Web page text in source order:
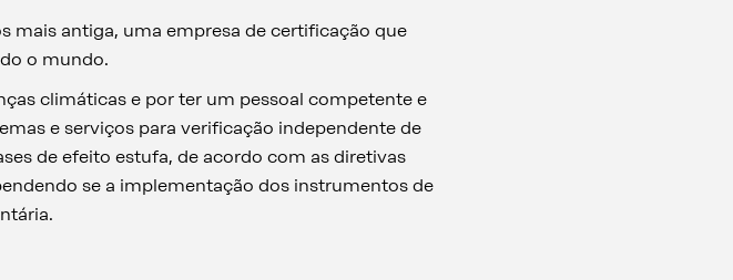
mais antiga, uma empresa de certificação que
o mundo.
climáticas e por ter um pessoal competente e
e serviços para verificação independente de
de efeito estufa, de acordo com as diretivas
se a implementação dos instrumentos de